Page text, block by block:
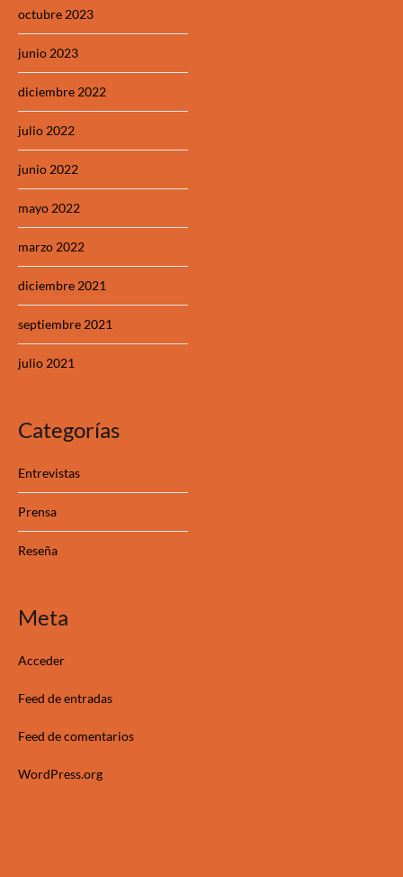
octubre 2023
junio 2023
diciembre 2022
julio 2022
junio 2022
mayo 2022
marzo 2022
diciembre 2021
septiembre 2021
julio 2021
Categorías
Entrevistas
Prensa
Reseña
Meta
Acceder
Feed de entradas
Feed de comentarios
WordPress.org